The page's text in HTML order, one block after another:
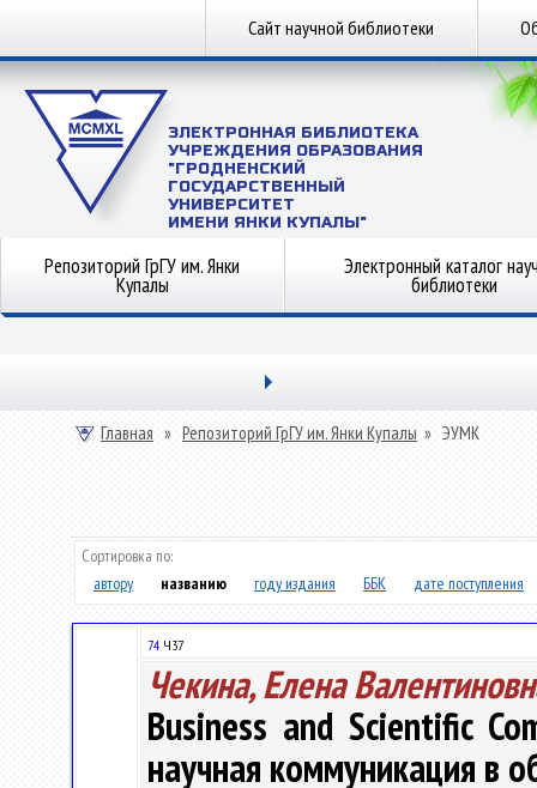
Сайт научной библиотеки
ЭЛЕКТРОННАЯ БИБЛИОТЕКА
УЧРЕЖДЕНИЯ ОБРАЗОВАНИЯ
"ГРОДНЕНСКИЙ
ГОСУДАРСТВЕННЫЙ
УНИВЕРСИТЕТ
ИМЕНИ ЯНКИ КУПАЛЫ"
Репозиторий ГрГУ им. Янки
Купалы
Электронный каталог
библиотеки
Главная » Репозиторий ГрГУ им. Янки Купалы » ЭУМК
Сортировка по:
автору
названию году издания ББК дате поступления
74 Ч37
Чекина, Елена
Business and Scientific
научная коммуникация в